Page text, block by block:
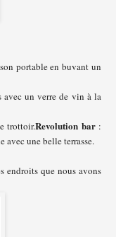
portable en buvant un
avec un verre de vin à la
trottoir.Revolution bar:
avec une belle terrasse.
endroits que nous avons